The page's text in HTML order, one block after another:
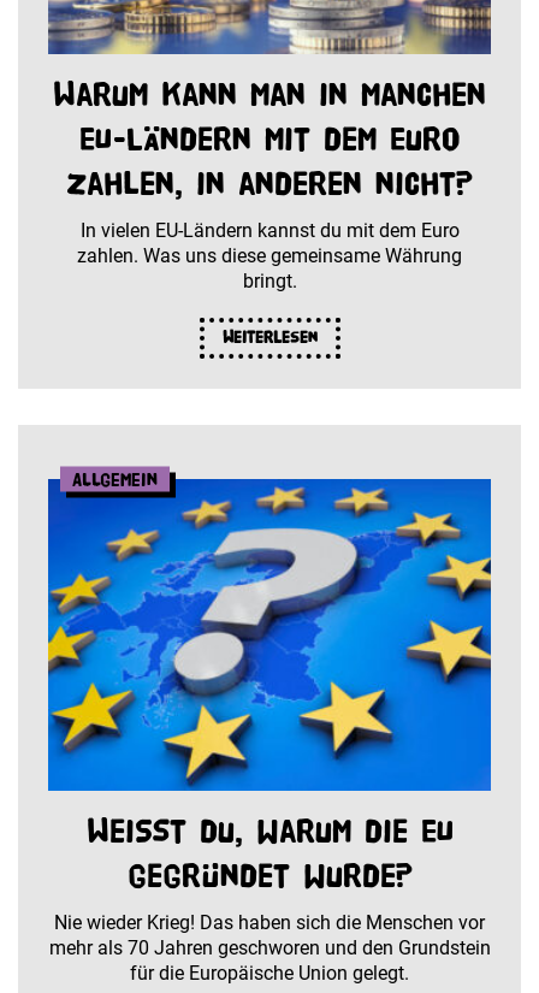
Warum kann man in manchen
EU-Ländern mit dem Euro
zahlen, in anderen nicht?
In vielen EU-Ländern kannst du mit dem Euro
zahlen. Was uns diese gemeinsame Währung
bringt.
Weiterlesen
Allgemein
Weißt du, warum die EU
gegründet wurde?
Nie wieder Krieg! Das haben sich die Menschen vor
mehr als 70 Jahren geschworen und den Grundstein
für die Europäische Union gelegt.